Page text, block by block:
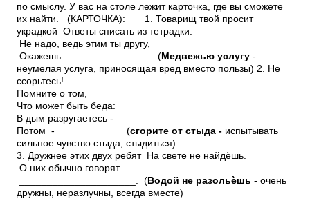
по смыслу. У вас на столе лежит карточка, где вы сможете
их найти. (КАРТОЧКА):
1. Товарищ твой просит
украдкой Ответы списать из тетрадки.
Не надо, ведь этим ты другу,
Окажешь ________________. (Медвежью услугу -
неумелая услуга, приносящая вред вместо пользы) 2. Не
ссорьтесь!
Помните о том,
Что может быть беда:
В дым разругаетесь -
Потом -
(сгорите от стыда - испытывать
сильное чувство стыда, стыдиться)
3. Дружнее этих двух ребят На свете не найдѐшь.
О них обычно говорят
_____________________. (Водой не разольѐшь - очень
дружны, неразлучны, всегда вместе)